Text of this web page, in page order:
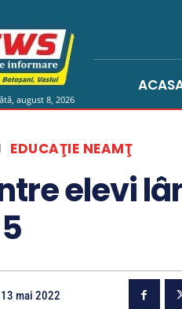
august 8, 2026
EDUCAŢIE NEAMŢ
elevi
13 mai 2022